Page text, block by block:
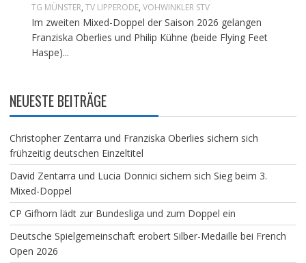
TG MÜNSTER, TV LIPPERODE, VOHWINKLER STV
Im zweiten Mixed-Doppel der Saison 2026 gelangen
Franziska Oberlies und Philip Kühne (beide Flying Feet
Haspe)...
NEUESTE BEITRÄGE
Christopher Zentarra und Franziska Oberlies sichern sich
frühzeitig deutschen Einzeltitel
David Zentarra und Lucia Donnici sichern sich Sieg beim 3.
Mixed-Doppel
CP Gifhorn lädt zur Bundesliga und zum Doppel ein
Deutsche Spielgemeinschaft erobert Silber-Medaille bei French
Open 2026